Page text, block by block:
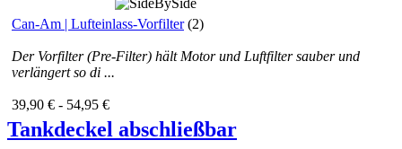
Can-Am | Lufteinlass-Vorfilter (2)
Der Vorfilter (Pre-Filter) hält Motor und Luftfilter sauber und
verlängert so di ...
39,90 € - 54,95 €
Tankdeckel abschließbar